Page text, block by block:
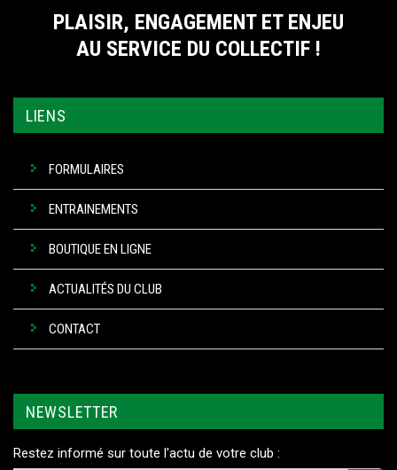
PLAISIR, ENGAGEMENT ET ENJEU
AU SERVICE DU COLLECTIF !
LIENS
FORMULAIRES
ENTRAINEMENTS
BOUTIQUE EN LIGNE
ACTUALITÉS DU CLUB
CONTACT
NEWSLETTER
Restez informé sur toute l'actu de votre club :